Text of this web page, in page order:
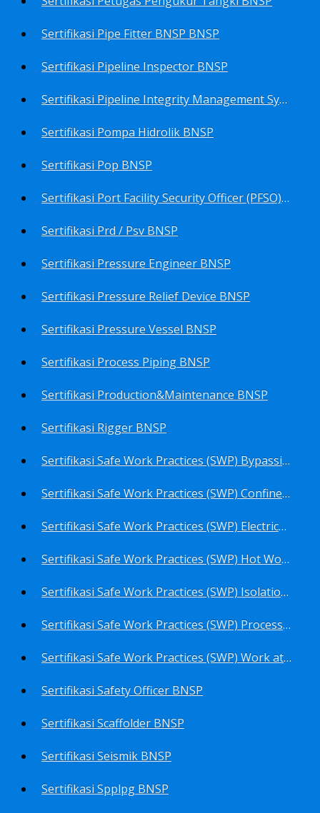
Sertifikasi Pipe Fitter BNSP BNSP
Sertifikasi Pipeline Inspector BNSP
Sertifikasi Pipeline Integrity Management System (Pims) BNSP
Sertifikasi Pompa Hidrolik BNSP
Sertifikasi Pop BNSP
Sertifikasi Port Facility Security Officer (PFSO) BNSP
Sertifikasi Prd / Psv BNSP
Sertifikasi Pressure Engineer BNSP
Sertifikasi Pressure Relief Device BNSP
Sertifikasi Pressure Vessel BNSP
Sertifikasi Process Piping BNSP
Sertifikasi Production&Maintenance BNSP
Sertifikasi Rigger BNSP
Sertifikasi Safe Work Practices (SWP) Bypassing Critical Protection BNSP
Sertifikasi Safe Work Practices (SWP) Confined Space Entry BNSP
Sertifikasi Safe Work Practices (SWP) Electrical Safe Work BNSP
Sertifikasi Safe Work Practices (SWP) Hot Work BNSP
Sertifikasi Safe Work Practices (SWP) Isolation of Hazardous Energy BNSP
Sertifikasi Safe Work Practices (SWP) Process Overview and Awareness BNSP
Sertifikasi Safe Work Practices (SWP) Work at Height BNSP
Sertifikasi Safety Officer BNSP
Sertifikasi Scaffolder BNSP
Sertifikasi Seismik BNSP
Sertifikasi Spplpg BNSP